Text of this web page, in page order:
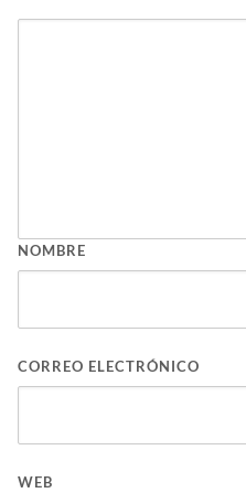
NOMBRE
CORREO ELECTRÓNICO
WEB